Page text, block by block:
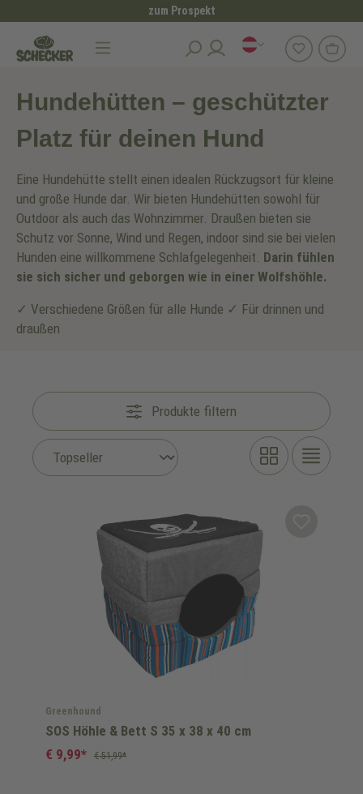
zum Prospekt
Hundezubehör Hundehütten
Hundehütten – geschützter
Platz für deinen Hund
Eine Hundehütte stellt einen idealen Rückzugsort für kleine
und große Hunde dar. Wir bieten Hundehütten sowohl für
Outdoor als auch das Wohnzimmer. Draußen bieten sie
Schutz vor Sonne, Wind und Regen, indoor sind sie bei vielen
Hunden eine willkommene Schlafgelegenheit. Darin fühlen
sie sich sicher und geborgen wie in einer Wolfshöhle.
✓ Verschiedene Größen für alle Hunde ✓ Für drinnen und
draußen
Produkte filtern
Greenhound
SOS Höhle & Bett S 35 x 38 x 40 cm
€ 9,99* € 51,99*